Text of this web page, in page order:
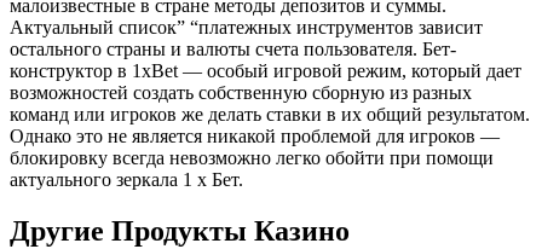
малоизвестные в стране методы депозитов и суммы.
Актуальный список” “платежных инструментов зависит
остального страны и валюты счета пользователя. Бет-
конструктор в 1xBet — особый игровой режим, который дает
возможностей создать собственную сборную из разных
команд или игроков же делать ставки в их общий результатом.
Однако это не является никакой проблемой для игроков —
блокировку всегда невозможно легко обойти при помощи
актуального зеркала 1 х Бет.
Другие Продукты Казино